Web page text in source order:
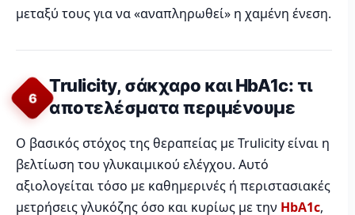
μεταξύ τους για να «αναπληρωθεί» η χαμένη ένεση.
6
Trulicity, σάκχαρο και HbA1c: τι
αποτελέσματα περιμένουμε
Ο βασικός στόχος της θεραπείας με Trulicity είναι η
βελτίωση του γλυκαιμικού ελέγχου. Αυτό
αξιολογείται τόσο με καθημερινές ή περιστασιακές
μετρήσεις γλυκόζης όσο και κυρίως με την HbA1c,